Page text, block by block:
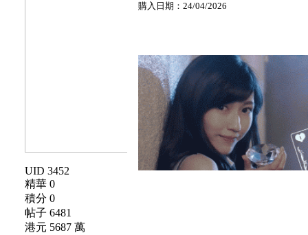
UID 3452
精華 0
積分 0
帖子 6481
港元 5687 萬
購入日期：24/04/2026